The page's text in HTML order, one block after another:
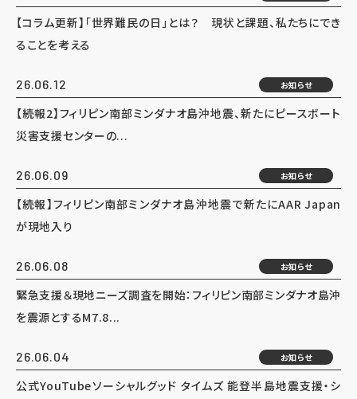
【コラム更新】「世界難民の日」とは？ 現状と課題、私たちにでき
ることを考える
26.06.12 お知らせ
【続報2】フィリピン南部ミンダナオ島沖地震、新たにピースボート
災害支援センターの...
26.06.09 お知らせ
【続報】フィリピン南部ミンダナオ島沖地震で新たにAAR Japan
が現地入り
26.06.08 お知らせ
緊急支援＆現地ニーズ調査を開始：フィリピン南部ミンダナオ島沖
を震源とするM7.8...
26.06.04 お知らせ
公式YouTubeソーシャルグッド タイムズ 能登半島地震支援・シ